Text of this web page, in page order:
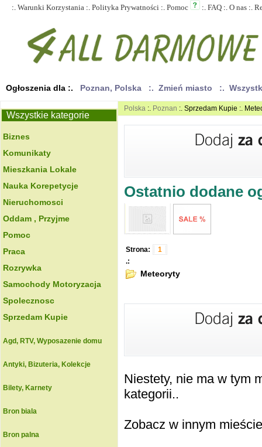
:. Warunki Korzystania :. Polityka Prywatności :. Pomoc :. FAQ :. O nas :.
Ogłoszenia dla :. Poznan, Polska :. Zmień miasto :.
Wszystkie kategorie
Biznes
Komunikaty
Mieszkania Lokale
Nauka Korepetycje
Nieruchomosci
Oddam , Przyjme
Pomoc
Praca
Rozrywka
Samochody Motoryzacja
Spolecznosc
Sprzedam Kupie
Agd, RTV, Wyposazenie domu
Antyki, Bizuteria, Kolekcje
Bilety, Karnety
Bron biala
Bron palna
Polska :. Poznan :. Sprzedam Kupie :.
Ostatnio dodane
Strona:
1
.:
Meteoryty
Niestety, nie ma w tym
kategorii..
Zobacz w innym